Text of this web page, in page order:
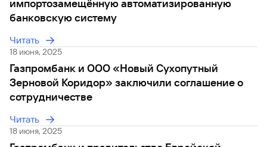
импортозамещённую автоматизированную
банковскую систему
Читать
18 июня, 2025
Газпромбанк и ООО «Новый Сухопутный
Зерновой Коридор» заключили соглашение о
сотрудничестве
Читать
18 июня, 2025